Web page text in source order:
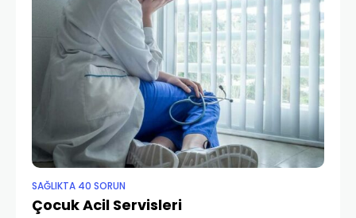
SAĞLIKTA 40 SORUN
Çocuk Acil Servisleri